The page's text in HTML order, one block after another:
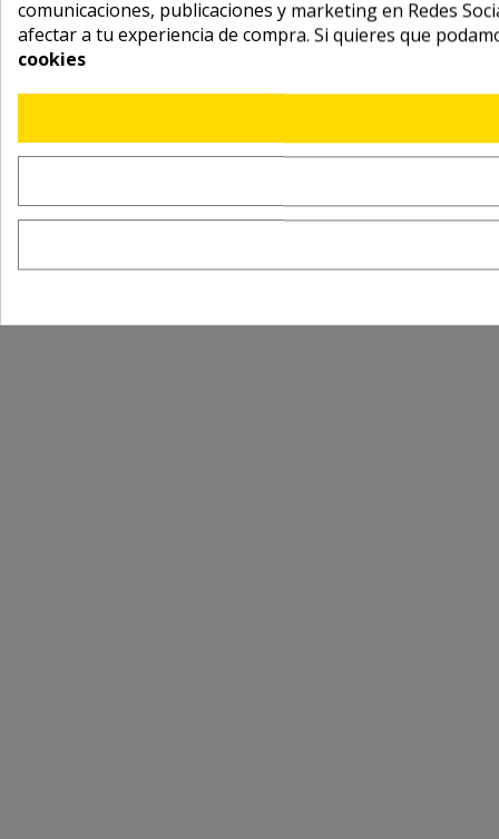
comunicaciones, publicaciones y marketing en Redes
afectar a tu experiencia de compra. Si quieres que
cookies